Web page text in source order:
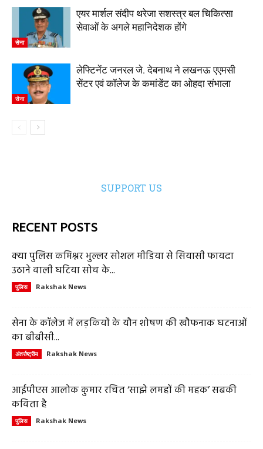
सेना
एयर मार्शल संदीप थरेजा सशस्त्र बल चिकित्सा
सेवाओं के अगले महानिदेशक होंगे
सेना
लेफ्टिनेंट जनरल जे. देबनाथ ने लखनऊ एएमसी
सेंटर एवं कॉलेज के कमांडेंट का ओहदा संभाला
SUPPORT US
RECENT POSTS
क्या पुलिस कमिश्नर भुल्लर सोशल मीडिया से सियासी फायदा
उठाने वाली घटिया सोच के...
पुलिस Rakshak News
सेना के कॉलेज में लड़कियों के यौन शोषण की खौफनाक घटनाओं
का बीबीसी...
अंतर्राष्ट्रीय Rakshak News
आईपीएस आलोक कुमार रचित ‘साझे लमहों की महक’ सबकी
कविता है
पुलिस Rakshak News